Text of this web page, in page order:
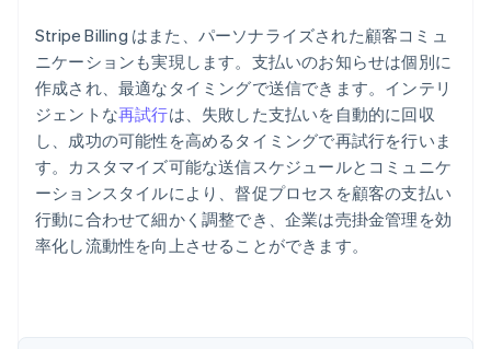
Stripe Billing はまた、パーソナライズされた顧客コミュ
ニケーションも実現します。支払いのお知らせは個別に
作成され、最適なタイミングで送信できます。インテリ
ジェントな再試行は、失敗した支払いを自動的に回収
し、成功の可能性を高めるタイミングで再試行を行いま
す。カスタマイズ可能な送信スケジュールとコミュニケ
ーションスタイルにより、督促プロセスを顧客の支払い
行動に合わせて細かく調整でき、企業は売掛金管理を効
率化し流動性を向上させることができます。
アイルランド
English
アメリカ
イギリス